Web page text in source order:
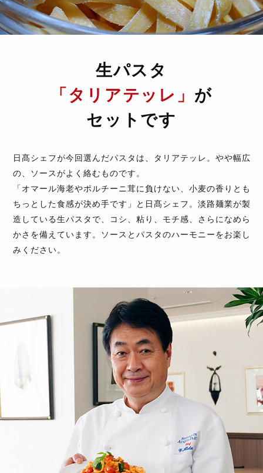
生パスタ
「タリアテッレ」 が
セットです
日髙シェフが今回選んだパスタは、タリアテッレ。やや幅広
の、ソースがよく絡むものです。
「オマール海老やポルチーニ茸に負けない、小麦の香りとも
ちっとした食感が決め手です」と日髙シェフ。淡路麺業が製
造している生パスタで、コシ、粘り、モチ感、さらになめら
かさを備えています。ソースとパスタのハーモニーをお楽し
みください。